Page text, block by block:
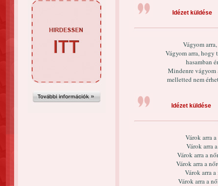
Idézet küldése
Vágyom
Vágyom arra,
hasamban
Mindenre vágyom
melletted nem
Idézet küldése
Várok arra
Várok arra
Várok arra a
Várok arra a
Várok arra
Várok arra a